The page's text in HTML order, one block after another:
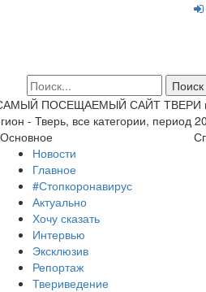
ПОСЕЩАЕМЫЙ САЙТ ТВЕРИ
- Тверь, все категории, период
Основное
Новости
Главное
#Стопкоронавирус
Актуально
Хочу сказать
Интервью
Эксклюзив
Репортаж
Твериведение